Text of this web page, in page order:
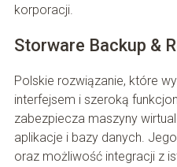
korporacji.
Storware Backup &
Polskie rozwiązanie, które
interfejsem i szeroką
zabezpiecza maszyny
aplikacje i bazy danych.
oraz możliwość integracji z